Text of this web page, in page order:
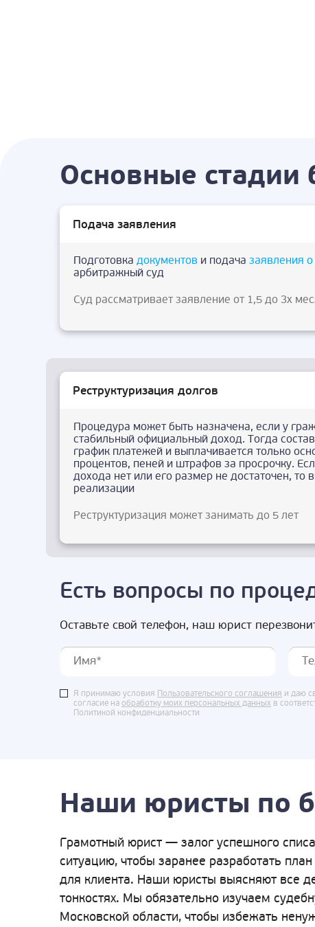
Основные стадии
Подача заявления
Подготовка документов и подача заявления о
арбитражный суд
Суд рассматривает заявление от 1,5 до 3х
Реструктуризация долгов
Процедура может быть назначена, если у
стабильный официальный доход. Тогда
график платежей и выплачивается только
процентов, пеней и штрафов за просрочку.
дохода нет или его размер не достаточен, то
реализации
Реструктуризация может занимать до 5 лет
Есть вопросы по
Оставьте свой телефон, наш юрист
Я принимаю условия Пользовательского соглашения и даю
согласие на обработку моих персональных данных в
Политикой конфиденциальности
Наши юристы по
Грамотный юрист — залог успешного
ситуацию, чтобы заранее разработать
для клиента. Наши юристы выясняют все
тонкостях. Мы обязательно изучаем
Московской области, чтобы избежать